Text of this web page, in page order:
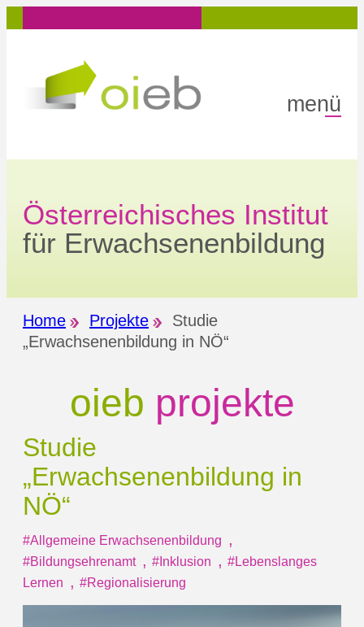
Inhalt
menü
Österreichisches Institut
für Erwachsenenbildung
Home Projekte
Studie
„Erwachsenenbildung in NÖ“
oieb projekte
Studie
„Erwachsenenbildung in
NÖ“
#Allgemeine Erwachsenenbildung ,
#Bildungsehrenamt , #Inklusion , #Lebenslanges
Lernen , #Regionalisierung